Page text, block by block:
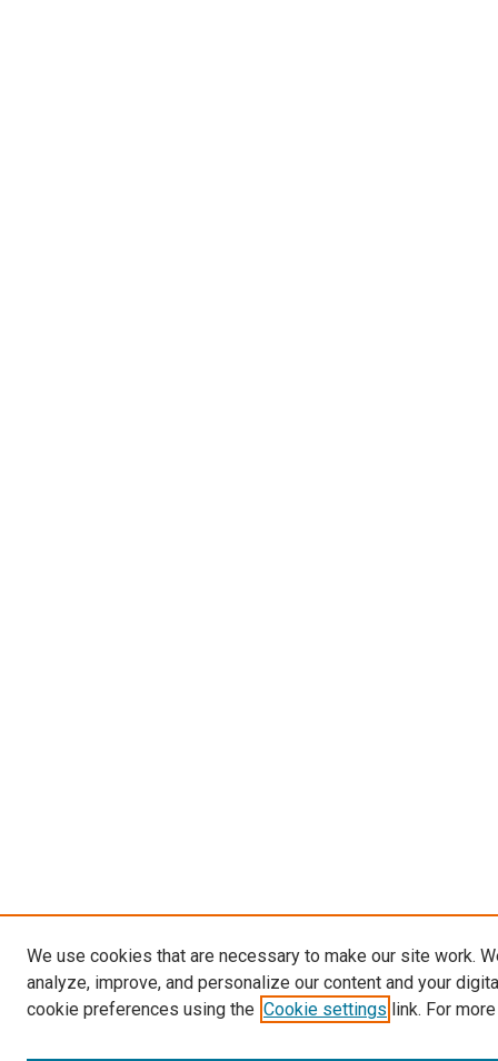
We use cookies that are necessary to make our site work.
analyze, improve, and personalize our content and your
cookie preferences using the Cookie settings link. For